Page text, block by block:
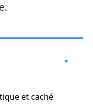
et caché